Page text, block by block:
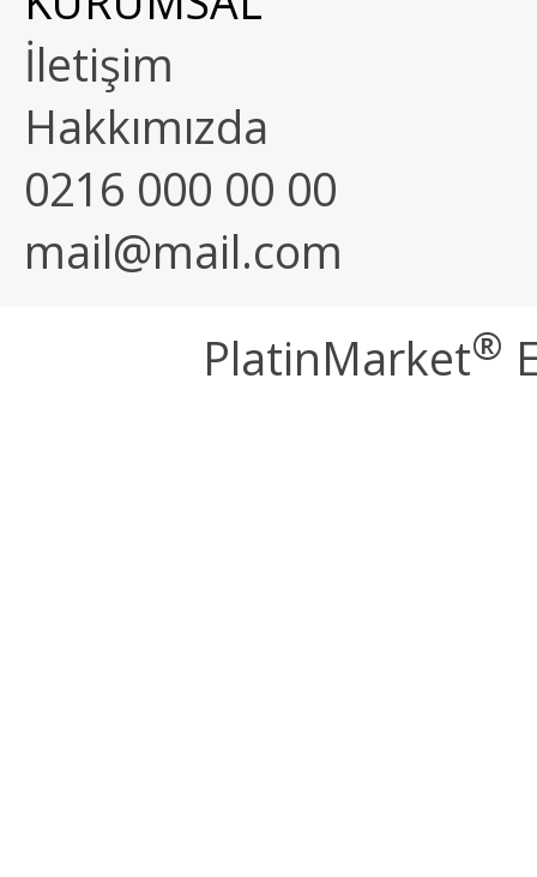
İletişim
Hakkımızda
0216 000 00 00
mail@mail.com
PlatinMarket®